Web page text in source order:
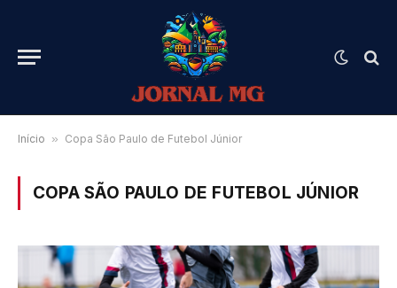
Início » Copa São Paulo de Futebol Júnior
COPA SÃO PAULO DE FUTEBOL JÚNIOR